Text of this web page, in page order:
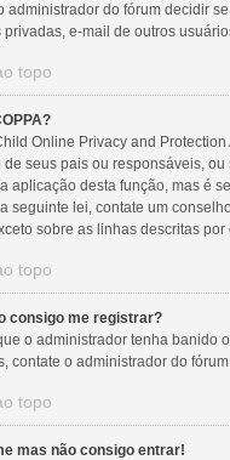
administrador do fórum decidir
privadas, e-mail de outros
topo
Online Privacy and
de seus pais ou responsáveis,
aplicação desta função, mas é
seguinte lei, contate um
sobre as linhas descritas por
topo
consigo me registrar?
o administrador tenha banido
contate o administrador do
topo
mas não consigo entrar!